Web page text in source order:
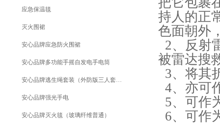
应急保温毯
灭火围裙
安心品牌应急防火围裙
安心品牌多功能手摇自发电手电筒
安心品牌逃生绳套装（外防版三人套装）
安心品牌强光手电
安心品牌灭火毯（玻璃纤维普通）
持人的正
色面朝外
2、反射
被雷达搜
3、将其
4、亦可
5、可作
6、可作